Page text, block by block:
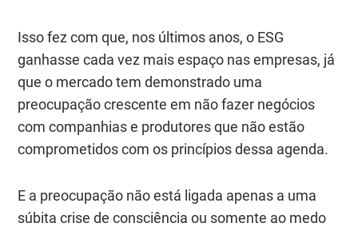
Isso fez com que, nos últimos anos, o ESG
ganhasse cada vez mais espaço nas empresas, já
que o mercado tem demonstrado uma
preocupação crescente em não fazer negócios
com companhias e produtores que não estão
comprometidos com os princípios dessa agenda.
E a preocupação não está ligada apenas a uma
súbita crise de consciência ou somente ao medo